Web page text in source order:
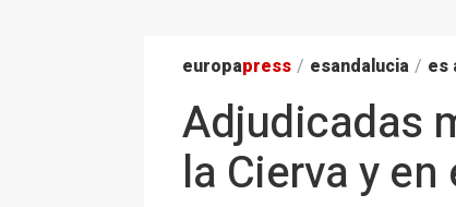
europapress / esandalucia / es
Adjudicadas
la Cierva y